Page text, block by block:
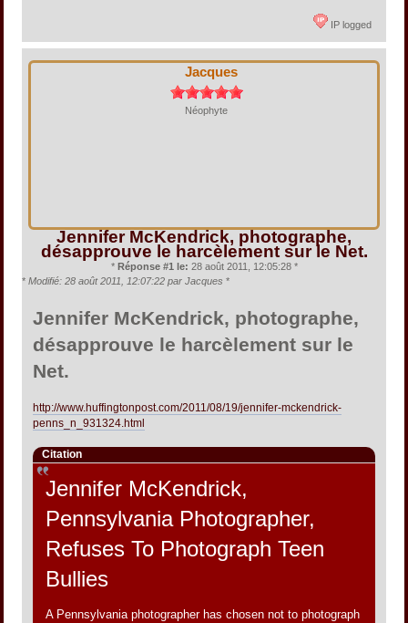
IP logged
Jacques
Néophyte
Jennifer McKendrick, photographe,
désapprouve le harcèlement sur le Net.
* Réponse #1 le: 28 août 2011, 12:05:28 *
* Modifié: 28 août 2011, 12:07:22 par Jacques *
Jennifer McKendrick, photographe,
désapprouve le harcèlement sur le
Net.
http://www.huffingtonpost.com/2011/08/19/jennifer-mckendrick-
penns_n_931324.html
Citation
Jennifer McKendrick,
Pennsylvania Photographer,
Refuses To Photograph Teen
Bullies
A Pennsylvania photographer has chosen not to photograph